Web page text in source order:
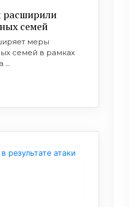
расширили
семей
меры
семей в рамках
...